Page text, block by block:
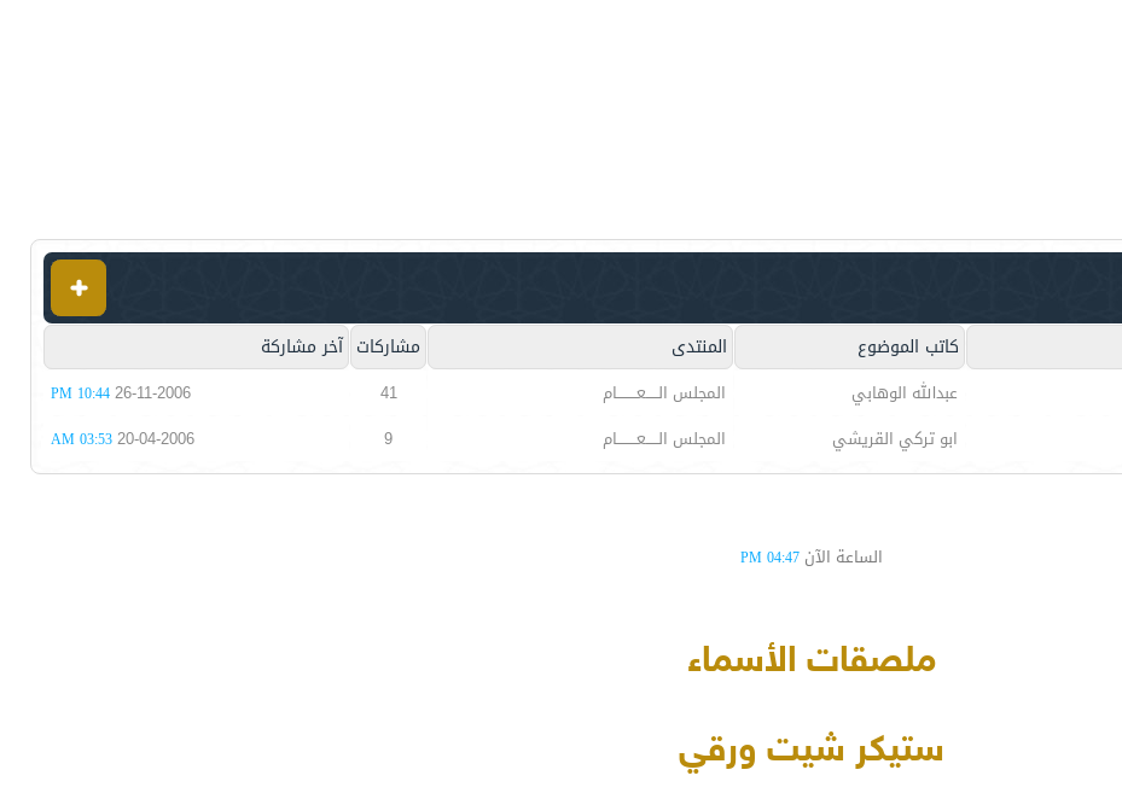
كاتب الموضوع المنتدى مشاركات آخر مشاركة
عبدالله الوهابي المجلس الـــــعــــــــام 41
26-11-2006
10:44 PM
ابو تركي القريشي المجلس الـــــعــــــــام 9
20-04-2006
03:53 AM
الساعة الآن 04:47 PM
ملصقات الأسماء
ستيكر شيت ورقي